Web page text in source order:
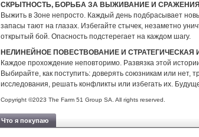
СКРЫТНОСТЬ, БОРЬБА ЗА ВЫЖИВАНИЕ И СРАЖЕНИЯ
Выжить в Зоне непросто. Каждый день подбрасывает
запасы тают на глазах. Избегайте стычек, незаметно
открытый бой. Опасность подстерегает на каждом шагу.
НЕЛИНЕЙНОЕ ПОВЕСТВОВАНИЕ И СТРАТЕГИЧЕСКАЯ
Каждое прохождение неповторимо. Развязка этой
Выбирайте, как поступить: доверять союзникам или нет,
исследования, решать конфликты или избегать их.
Copyright ©2023 The Farm 51 Group SA. All rights reserved.
Что я покупаю